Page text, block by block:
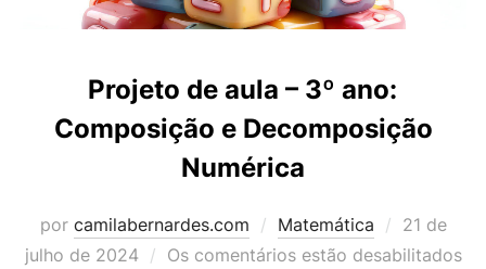
Projeto de aula – 3º ano:
Composição e Decomposição
Numérica
por camilabernardes.com Matemática
Postado
em
21 de
julho de 2024
Os comentários estão desabilitados